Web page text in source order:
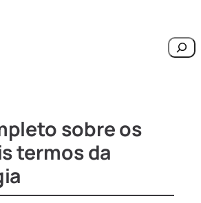
sobre os
termos da